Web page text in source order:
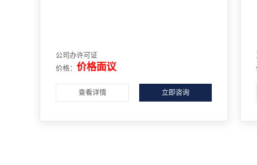
公司办许可证
价格：价格面议
查看详情 立即咨询